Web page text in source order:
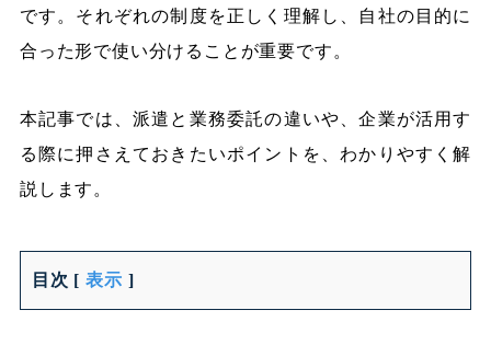
です。それぞれの制度を正しく理解し、自社の目的に
合った形で使い分けることが重要です。
本記事では、派遣と業務委託の違いや、企業が活用す
る際に押さえておきたいポイントを、わかりやすく解
説します。
目次 [ 表示 ]